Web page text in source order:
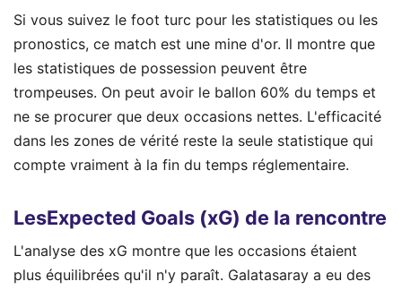
Si vous suivez le foot turc pour les statistiques ou les
pronostics, ce match est une mine d'or. Il montre que
les statistiques de possession peuvent être
trompeuses. On peut avoir le ballon 60% du temps et
ne se procurer que deux occasions nettes. L'efficacité
dans les zones de vérité reste la seule statistique qui
compte vraiment à la fin du temps réglementaire.
LesExpected Goals (xG) de la rencontre
L'analyse des xG montre que les occasions étaient
plus équilibrées qu'il n'y paraît. Galatasaray a eu des